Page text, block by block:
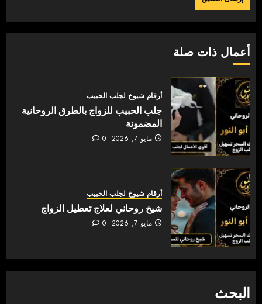
أعمال ذات صلة
أرقام شيوخ لجلب الحبيب
جلب الحبيب للزواج بالطرق الروحانية
المضمونة
مايو 7, 2026 0
أرقام شيوخ لجلب الحبيب
شيخ روحاني لعلاج تعطيل الزواج
مايو 7, 2026 0
البحث